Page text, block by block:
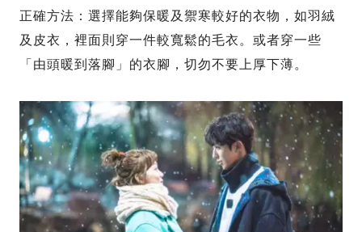
正確方法：選擇能夠保暖及禦寒較好的衣物，如羽絨
及皮衣，裡面則穿一件較寬鬆的毛衣。或者穿一些
「由頭暖到落腳」的衣腳，切勿不要上厚下薄。